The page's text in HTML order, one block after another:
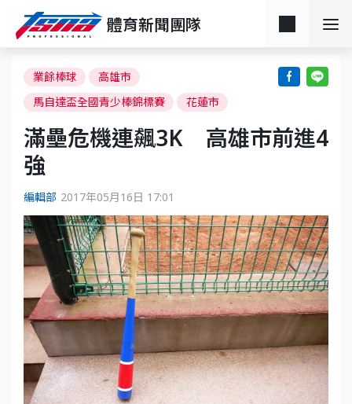
體育新聞團隊
業餘棒球
高雄市
馬自達盃全國青少棒錦標賽
花蓮市
滿壘危機連飆3K 高雄市前進4
強
編輯部 2017年05月16日 17:01